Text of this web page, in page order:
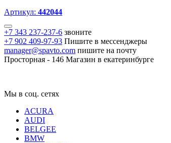
Артикул: 442044
+7 343 237-237-6 звоните
+7 902 409-97-93 Пишите в мессенджеры
manager@spavto.com пишите на почту
Просторная - 146 Магазин в екатеринбурге
Мы в соц. сетях
ACURA
AUDI
BELGEE
BMW